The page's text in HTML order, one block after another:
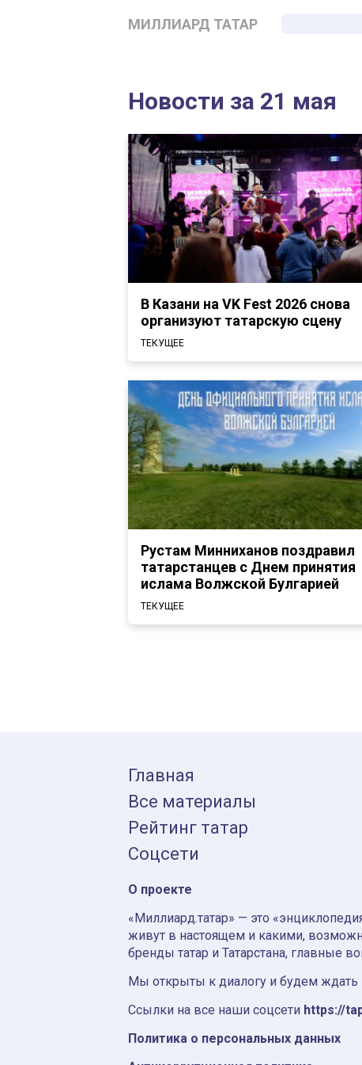
МИЛЛИАРД ТАТАР
Новости за 21 мая
В Казани на VK Fest 2026 снова
организуют татарскую сцену
ТЕКУЩЕЕ
Рустам Минниханов поздравил
татарстанцев с Днем принятия
ислама Волжской Булгарией
ТЕКУЩЕЕ
Главная
Все материалы
Рейтинг татар
Соцсети
О проекте
«Миллиард.татар» — это
живут в настоящем и какими,
бренды татар и Татарстана, главные
Мы открыты к диалогу и будем ждать
Ссылки на все наши соцсети https://
Политика о персональных данных